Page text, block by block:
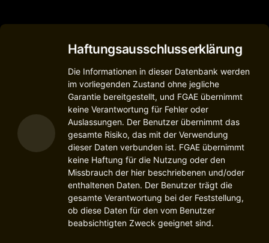
Haftungsausschlusserklärung
Die Informationen in dieser Datenbank werden
im vorliegenden Zustand ohne jegliche
Garantie bereitgestellt, und FGAE übernimmt
keine Verantwortung für Fehler oder
Auslassungen. Der Benutzer übernimmt das
gesamte Risiko, das mit der Verwendung
dieser Daten verbunden ist. FGAE übernimmt
keine Haftung für die Nutzung oder den
Missbrauch der hier beschriebenen und/oder
enthaltenen Daten. Der Benutzer trägt die
gesamte Verantwortung bei der Feststellung,
ob diese Daten für den vom Benutzer
beabsichtigten Zweck geeignet sind.